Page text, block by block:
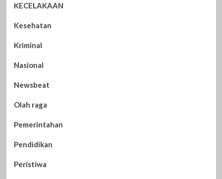
KECELAKAAN
Kesehatan
Kriminal
Nasional
Newsbeat
Olah raga
Pemerintahan
Pendidikan
Peristiwa